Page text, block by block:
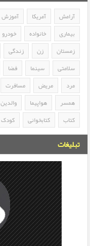
آرامش آمریکا آموزش
بیماری
خانواده خودرو
زمستان
زن زندگی
سلامتی
سینما فضا
مرد
مریض مسافرت
همسر
هواپیما والدین
کتاب
کتابخوانی کودک
تبلیغات